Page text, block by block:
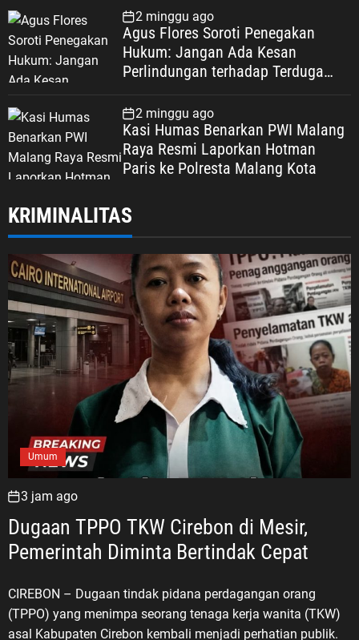
Keadilan Warga Depok
2 minggu ago
Agus Flores Soroti Penegakan
Hukum: Jangan Ada Kesan
Perlindungan terhadap Terduga
Dipertaruhkan
2 minggu ago
Kasi Humas Benarkan PWI Malang
Raya Resmi Laporkan Hotman
Paris ke Polresta Malang Kota
KRIMINALITAS
Umum
3 jam ago
Dugaan TPPO TKW Cirebon di Mesir,
Pemerintah Diminta Bertindak Cepat
CIREBON – Dugaan tindak pidana perdagangan orang
(TPPO) yang menimpa seorang tenaga kerja wanita (TKW)
asal Kabupaten Cirebon kembali menjadi perhatian publik.